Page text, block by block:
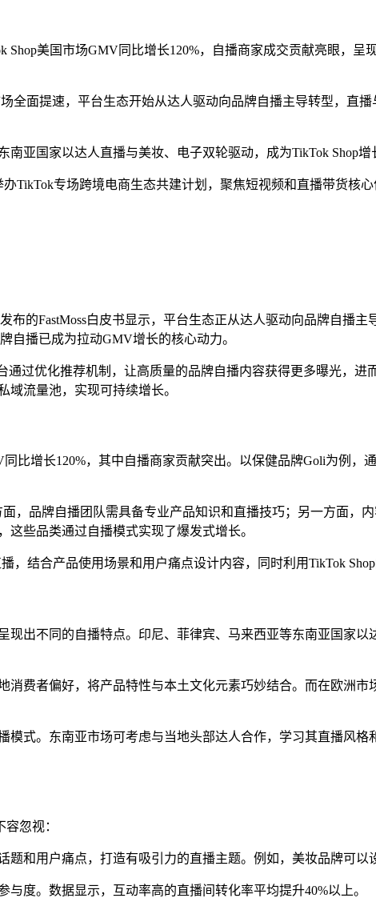
Shop美国市场GMV同比增长120%，自播商家成交贡献亮眼，呈
全面提速，平台生态开始从达人驱动向品牌自播主导转型，直
亚国家以达人直播与美妆、电子双轮驱动，成为TikTok Shop增
办TikTok专场跨境电商生态共建计划，聚焦短视频和直播带货核
布的FastMoss白皮书显示，平台生态正从达人驱动向品牌自播
自播已成为拉动GMV增长的核心动力。
过优化推荐机制，让高质量的品牌自播内容获得更多曝光，
流量池，实现可持续增长。
比增长120%，其中自播商家贡献突出。以保健品牌Goli为例，
，品牌自播团队需具备专业产品知识和直播技巧；另一方面，
些品类通过自播模式实现了爆发式增长。
，结合产品使用场景和用户痛点设计内容，同时利用TikTok
出不同的自播特点。印尼、菲律宾、马来西亚等东南亚国家
消费者偏好，将产品特性与本土文化元素巧妙结合。而在欧洲
模式。东南亚市场可考虑与当地头部达人合作，学习其直播风
忽视：
和用户痛点，打造有吸引力的直播主题。例如，美妆品牌可以
度。数据显示，互动率高的直播间转化率平均提升40%以上。